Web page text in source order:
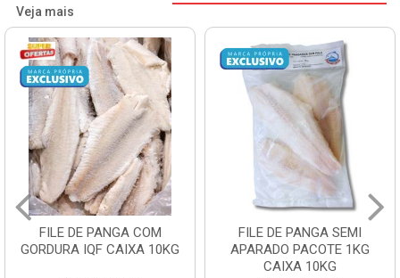
Veja mais
FILE DE PANGA SEMI
APARADO PACOTE 1KG
POLACA DESFIADA
PESCAMARES PCT5KG
CX10KG